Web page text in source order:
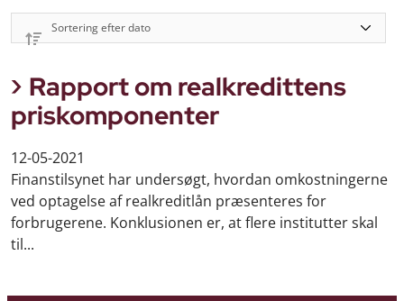
Rapport om realkredittens
priskomponenter
12-05-2021
Finanstilsynet har undersøgt, hvordan omkostningerne
ved optagelse af realkreditlån præsenteres for
forbrugerene. Konklusionen er, at flere institutter skal
til...